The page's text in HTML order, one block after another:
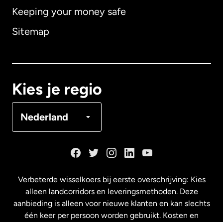
Keeping your money safe
Sitemap
Kies je regio
Nederland
Australië
Maleisië
Verbeterde wisselkoers bij eerste overschrijving: Kies
alleen landcorridors en leveringsmethoden. Deze
aanbieding is alleen voor nieuwe klanten en kan slechts
één keer per persoon worden gebruikt. Kosten en